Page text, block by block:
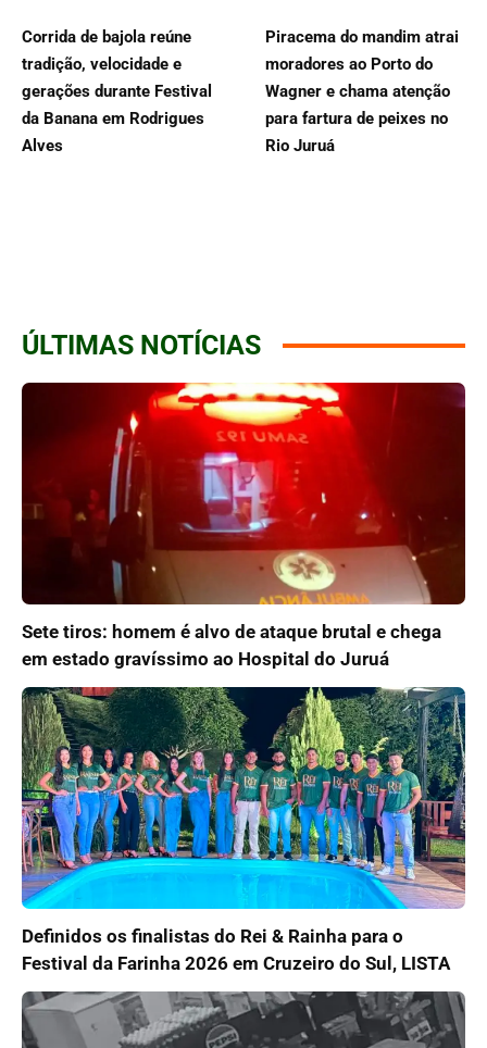
Corrida de bajola reúne
tradição, velocidade e
gerações durante Festival
da Banana em Rodrigues
Alves
Piracema do mandim atrai
moradores ao Porto do
Wagner e chama atenção
para fartura de peixes no
Rio Juruá
ÚLTIMAS NOTÍCIAS
Sete tiros: homem é alvo de ataque brutal e chega
em estado gravíssimo ao Hospital do Juruá
Definidos os finalistas do Rei & Rainha para o
Festival da Farinha 2026 em Cruzeiro do Sul, LISTA